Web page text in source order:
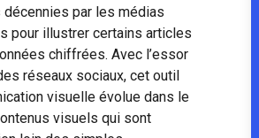
par les médias
pour illustrer certains articles
chiffrées. Avec l’essor
réseaux sociaux, cet outil
visuelle évolue dans le
visuels qui sont